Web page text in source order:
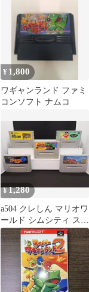
¥ 1,800
ワギャンランド ファミ
コンソフト ナムコ
¥1,280
a504 クレしん マリオワ
ールド シムシティ スタ
ーフォックス ワギャン
ランド